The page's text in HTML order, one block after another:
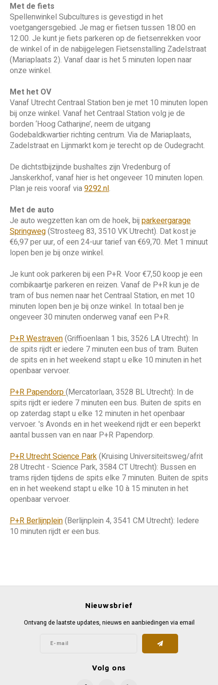
Met de fiets
Spellenwinkel Subcultures is gevestigd in het
voetgangersgebied. Je mag er fietsen tussen 18:00 en
12:00. Je kunt je fiets parkeren op de fietsenrekken voor
de winkel of in de nabijgelegen Fietsenstalling Zadelstraat
(Mariaplaats 2). Vanaf daar is het 5 minuten lopen naar
onze winkel.
Met het OV
Vanaf Utrecht Centraal Station ben je met 10 minuten lopen
bij onze winkel. Vanaf het Centraal Station volg je de
borden ‘Hoog Catharijne’, neem de uitgang
Godebaldkwartier richting centrum. Via de Mariaplaats,
Zadelstraat en Lijnmarkt kom je terecht op de Oudegracht.
De dichtstbijzijnde bushaltes zijn Vredenburg of
Janskerkhof, vanaf hier is het ongeveer 10 minuten lopen.
Plan je reis vooraf via9292.nl.
Met de auto
Je auto wegzetten kan om de hoek, bij parkeergarage
Springweg(Strosteeg 83, 3510 VK Utrecht). Dat kost je
€6,97 per uur, of een 24-uur tarief van €69,70. Met 1 minuut
lopen ben je bij onze winkel.
Je kunt ook parkeren bij een P+R. Voor €7,50 koop je een
combikaartje parkeren en reizen. Vanaf de P+R kun je de
tram of bus nemen naar het Centraal Station, en met 10
minuten lopen ben je bij onze winkel. In totaal ben je
ongeveer 30 minuten onderweg vanaf een P+R.
P+R Westraven(Griffioenlaan 1 bis, 3526 LA Utrecht): In
de spits rijdt er iedere 7 minuten een bus of tram. Buiten
de spits en in het weekend stapt u elke 10 minuten in het
openbaar vervoer.
P+R Papendorp(Mercatorlaan, 3528 BL Utrecht): In de
spits rijdt er iedere 7 minuten een bus. Buiten de spits en
op zaterdag stapt u elke 12 minuten in het openbaar
vervoer. 's Avonds en in het weekend rijdt er een beperkt
aantal bussen van en naar P+R Papendorp.
P+R Utrecht Science Park(Kruising Universiteitsweg/afrit
28 Utrecht - Science Park, 3584 CT Utrecht): Bussen en
trams rijden tijdens de spits elke 7 minuten. Buiten de spits
en in het weekend stapt u elke 10 à 15 minuten in het
openbaar vervoer.
P+R Berlijnplein(Berlijnplein 4, 3541 CM Utrecht): Iedere
10 minuten rijdt er een bus.
Nieuwsbrief
Ontvang de laatste updates, nieuws en aanbiedingen via email
Volg ons